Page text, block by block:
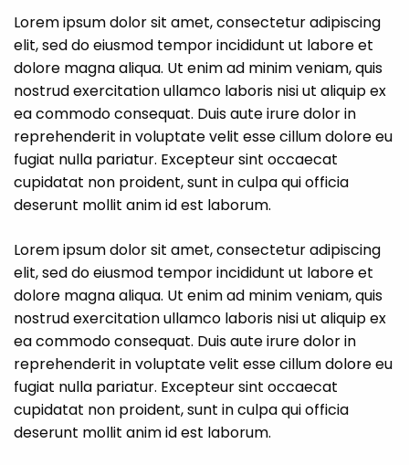
Lorem ipsum dolor sit amet, consectetur adipiscing
elit, sed do eiusmod tempor incididunt ut labore et
dolore magna aliqua. Ut enim ad minim veniam, quis
nostrud exercitation ullamco laboris nisi ut aliquip ex
ea commodo consequat. Duis aute irure dolor in
reprehenderit in voluptate velit esse cillum dolore eu
fugiat nulla pariatur. Excepteur sint occaecat
cupidatat non proident, sunt in culpa qui officia
deserunt mollit anim id est laborum.
Lorem ipsum dolor sit amet, consectetur adipiscing
elit, sed do eiusmod tempor incididunt ut labore et
dolore magna aliqua. Ut enim ad minim veniam, quis
nostrud exercitation ullamco laboris nisi ut aliquip ex
ea commodo consequat. Duis aute irure dolor in
reprehenderit in voluptate velit esse cillum dolore eu
fugiat nulla pariatur. Excepteur sint occaecat
cupidatat non proident, sunt in culpa qui officia
deserunt mollit anim id est laborum.